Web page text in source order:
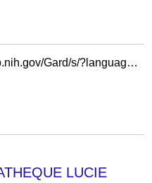
https://contact.rarediseases.info.nih.gov/Gard/s/?language=en_US
LUCIE